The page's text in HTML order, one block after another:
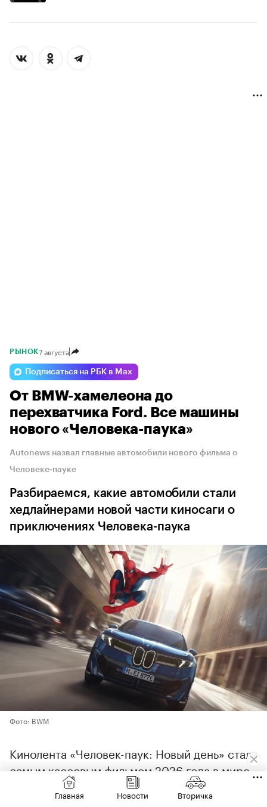
РЫНОК7 августа
Подписаться на РБК в Max
От BMW-хамелеона до
перехватчика Ford. Все машины
нового «Человека-паука»
Autonews назвал главные автомобили нового фильма о
Человеке-пауке
Разбираемся, какие автомобили стали
хедлайнерами новой части киносаги о
приключениях Человека-паука
Фото: BWM
Кинолента «Человек-паук: Новый день» стала
самым кассовым фильмом 2026 года в мире.
За первую неделю проката новая часть
франшизы смогла собрать более $1,1 млрд,
Главная Новости Вторичка